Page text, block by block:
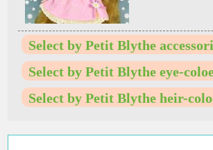
Select by Petit Blythe
Select by Petit Blythe eye-
Select by Petit Blythe heir-